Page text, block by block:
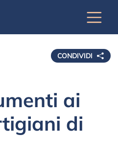
CONDIVIDI
ai
di